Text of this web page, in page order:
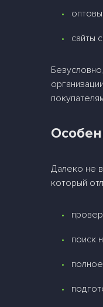
сайты
Далеко не
который
поиск